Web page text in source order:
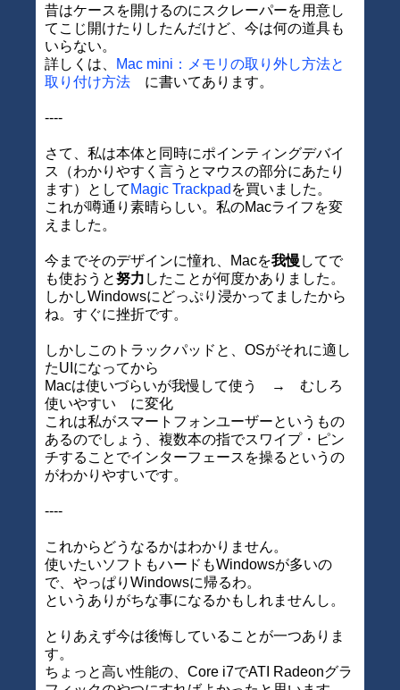
昔はケースを開けるのにスクレーパーを用意し
てこじ開けたりしたんだけど、今は何の道具も
いらない。
詳しくは、
Mac mini：メモリの取り外し方法と
取り付け方法 に書いてあります。
----
さて、私は本体と同時にポインティングデバイ
ス（わかりやすく言うとマウスの部分にあたり
ます）として Magic Trackpad を買いました。
これが噂通り素晴らしい。私のMacライフを変
えました。
今までそのデザインに憧れ、Macを我慢 してで
も使おうと努力 したことが何度かありました。
しかしWindowsにどっぷり浸かってましたから
ね。すぐに挫折です。
しかしこのトラックパッドと、OSがそれに適し
たUIになってから
Macは使いづらいが我慢して使う → むしろ
使いやすい に変化
これは私がスマートフォンユーザーというもの
あるのでしょう、複数本の指でスワイプ・ピン
チすることでインターフェースを操るというの
がわかりやすいです。
----
これからどうなるかはわかりません。
使いたいソフトもハードもWindowsが多いの
で、やっぱりWindowsに帰るわ。
というありがちな事になるかもしれませんし。
とりあえず今は後悔していることが一つありま
す。
ちょっと高い性能の、Core i7でATI Radeonグラ